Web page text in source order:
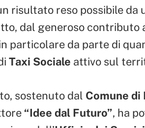
risultato reso possibile da
dal generoso contributo
particolare da parte di
Taxi Sociale attivo sul
sostenuto dal Comune di
“Idee dal Futuro”, ha